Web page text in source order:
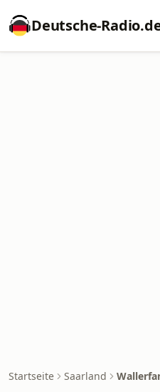
Deutsche-
Startseite Saarland